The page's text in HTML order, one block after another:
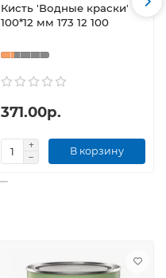
Кисть 'Водные краски'
100*12 мм 173 12 100
371.00р.
В корзину